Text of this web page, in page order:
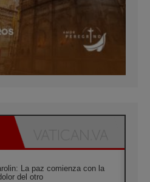
La paz comienza con la
del otro